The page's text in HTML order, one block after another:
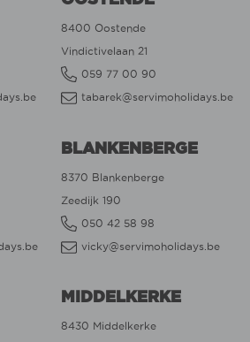
8400 Oostende
Vindictivelaan 21
059 77 00 90
tabarek@servimoholidays.be
BLANKENBERGE
8370 Blankenberge
Zeedijk 190
050 42 58 98
vicky@servimoholidays.be
MIDDELKERKE
8430 Middelkerke